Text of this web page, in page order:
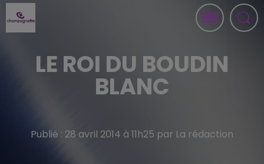
LE ROI DU BOUDIN
BLANC
Publié : 28 avril 2014 à 11h25 par La rédaction